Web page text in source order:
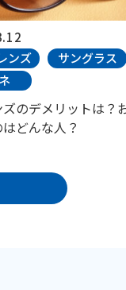
ンズ
サングラス
のデメリットは？
どんな人？